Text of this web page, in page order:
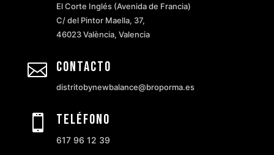
El Corte Inglés (Avenida de Francia)
C/ del Pintor Maella, 37,
46023 València, Valencia
 Contacto
distritobynewbalance@broporma.es
 Teléfono
617 96 12 39